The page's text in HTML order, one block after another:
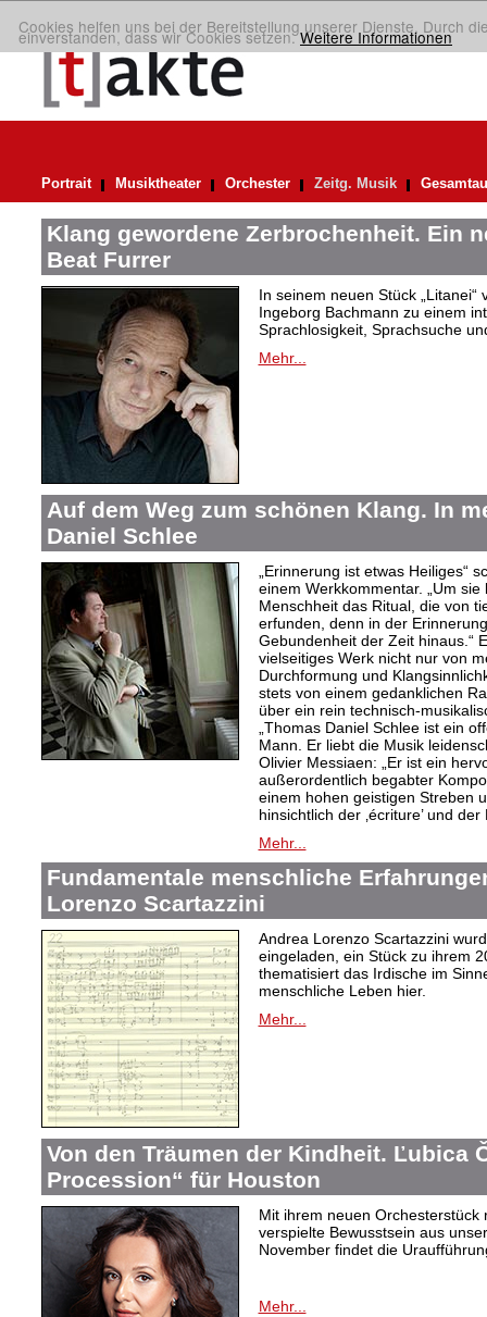
Cookies helfen uns bei der Bereitstellung unserer Dienste. Durch
einverstanden, dass wir Cookies setzen.Weitere Informationen
Portrait Musiktheater Orchester Zeitg. Musik
Klang gewordene Zerbrochenheit. Ein
Beat Furrer
In seinem neuen Stück
Ingeborg Bachmann zu einem
Sprachlosigkeit, Sprachsuche
Mehr...
Auf dem Weg zum schönen Klang. In
Daniel Schlee
„Erinnerung ist etwas Heiliges“
einem Werkkommentar. „Um
Menschheit das Ritual, die von
erfunden, denn in der
Gebundenheit der Zeit hinaus.“
vielseitiges Werk nicht nur von
Durchformung und
stets von einem gedanklichen
über ein rein technisch-
„Thomas Daniel Schlee ist ein
Mann. Er liebt die Musik
Olivier Messiaen: „Er ist ein
außerordentlich begabter
einem hohen geistigen Streben
hinsichtlich der ‚écriture’ und der
Mehr...
Fundamentale menschliche
Lorenzo Scartazzini
Andrea Lorenzo Scartazzini
eingeladen, ein Stück zu ihrem
thematisiert das Irdische im
menschliche Leben hier.
Mehr...
Von den Träumen der Kindheit. Ľubica
Procession“ für Houston
Mit ihrem neuen Orchesterstück
verspielte Bewusstsein aus
November findet die
Mehr...